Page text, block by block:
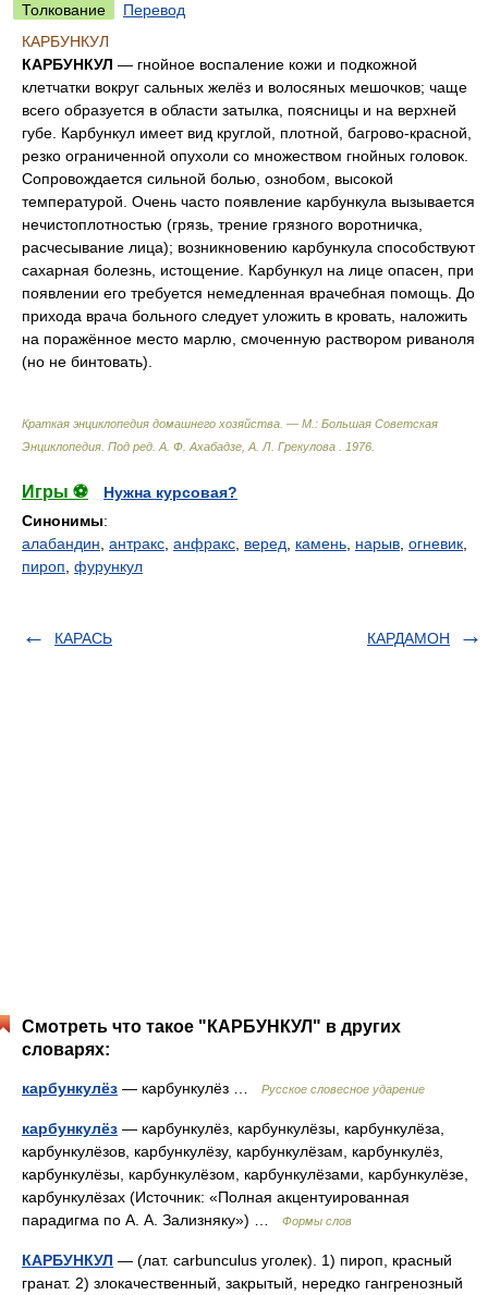
Толкование
Перевод
КАРБУНКУЛ
КАРБУНКУЛ — гнойное воспаление кожи и подкожной
клетчатки вокруг сальных желёз и волосяных мешочков; чаще
всего образуется в области затылка, поясницы и на верхней
губе. Карбункул имеет вид круглой, плотной, багрово-красной,
резко ограниченной опухоли со множеством гнойных головок.
Сопровождается сильной болью, ознобом, высокой
температурой. Очень часто появление карбункула вызывается
нечистоплотностью (грязь, трение грязного воротничка,
расчесывание лица); возникновению карбункула способствуют
сахарная болезнь, истощение. Карбункул на лице опасен, при
появлении его требуется немедленная врачебная помощь. До
прихода врача больного следует уложить в кровать, наложить
на поражённое место марлю, смоченную раствором риваноля
(но не бинтовать).
Краткая энциклопедия домашнего хозяйства. — М.: Большая Советская
Энциклопедия Под ред. А. Ф. Ахабадзе, А. Л. Грекулова 1976
Игры ⚽
Нужна курсовая?
Синонимы:
алабандин антракс анфракс веред камень нарыв огневик
пироп фурункул
КАРАСЬ КАРДАМОН
Смотреть что такое "КАРБУНКУЛ" в других
словарях:
карбункулёз — карбункулёз … Русское словесное ударение
карбункулёз — карбункулёз, карбункулёзы, карбункулёза,
карбункулёзов, карбункулёзу, карбункулёзам, карбункулёз,
карбункулёзы, карбункулёзом, карбункулёзами, карбункулёзе,
карбункулёзах (Источник: «Полная акцентуированная
парадигма по А. А. Зализняку») …
Формы слов
КАРБУНКУЛ — (лат. carbunculus уголек). 1) пироп, красный
гранат. 2) злокачественный, закрытый, нередко гангренозный